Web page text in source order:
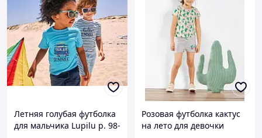
Летняя голубая футболка
для мальчика Lupilu р. 98-
Розовая футболка кактус
на лето для девочки